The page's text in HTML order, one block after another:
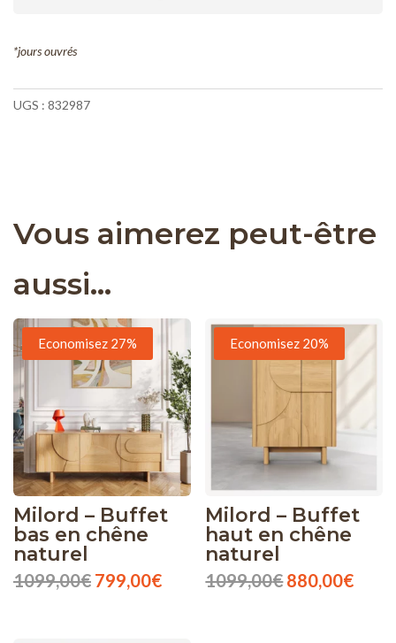
*jours ouvrés
UGS : 832987
Vous aimerez peut-être
aussi…
Economisez 27%
Milord – Buffet
bas en chêne
naturel
1099,00€ Le
799,00€Le
Economisez 20%
Milord – Buffet
haut en chêne
naturel
1099,00€Le
880,00€Le